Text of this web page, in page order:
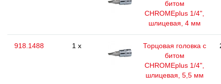
битом
CHROMEplus 1/4",
шлицевая, 4 мм
918.1488 1 x
Торцовая головка с
битом
CHROMEplus 1/4",
шлицевая, 5,5 мм